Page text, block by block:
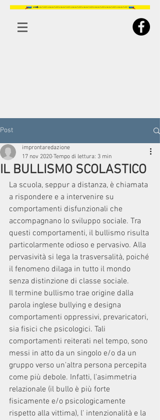
Post
IL BULLISMO SCOLASTICO
improntaredazione
17 nov 2020 Tempo di lettura: 3 min
La scuola, seppur a distanza, è chiamata
a rispondere e a intervenire su
comportamenti disfunzionali che
accompagnano lo sviluppo sociale. Tra
questi comportamenti, il bullismo risulta
particolarmente odioso e pervasivo. Alla
pervasività si lega la trasversalità, poiché
il fenomeno dilaga in tutto il mondo
senza distinzione di classe sociale.
Il termine bullismo trae origine dalla
parola inglese bullying e designa
comportamenti oppressivi, prevaricatori,
sia fisici che psicologici. Tali
comportamenti reiterati nel tempo, sono
messi in atto da un singolo e/o da un
gruppo verso un'altra persona percepita
come più debole. Infatti, l'asimmetria
relazionale (il bullo è più forte
fisicamente e/o psicologicamente
rispetto alla vittima), l' intenzionalità e la